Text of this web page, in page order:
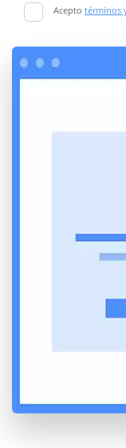
Acepto términos